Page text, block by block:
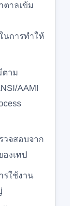
ตาลเข้ม
นการทำให้
ตาม
AAMI
วจสอบจาก
งเทป
รใช้งาน